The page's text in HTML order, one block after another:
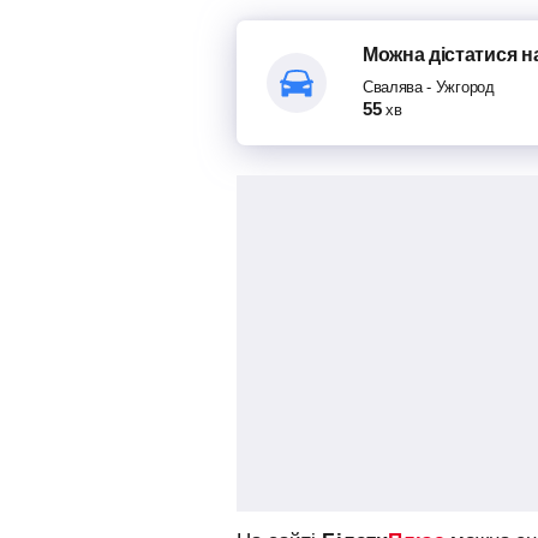
Можна дістатися
Свалява- Ужгород
55 хв